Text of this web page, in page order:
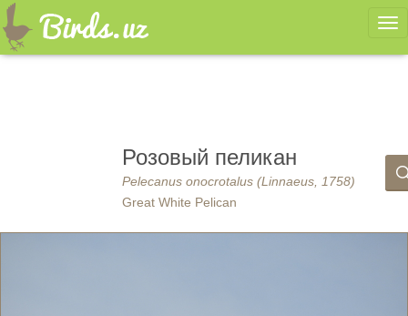
Розовый пеликан
Pelecanus onocrotalus (Linnaeus, 1758)
Great White Pelican